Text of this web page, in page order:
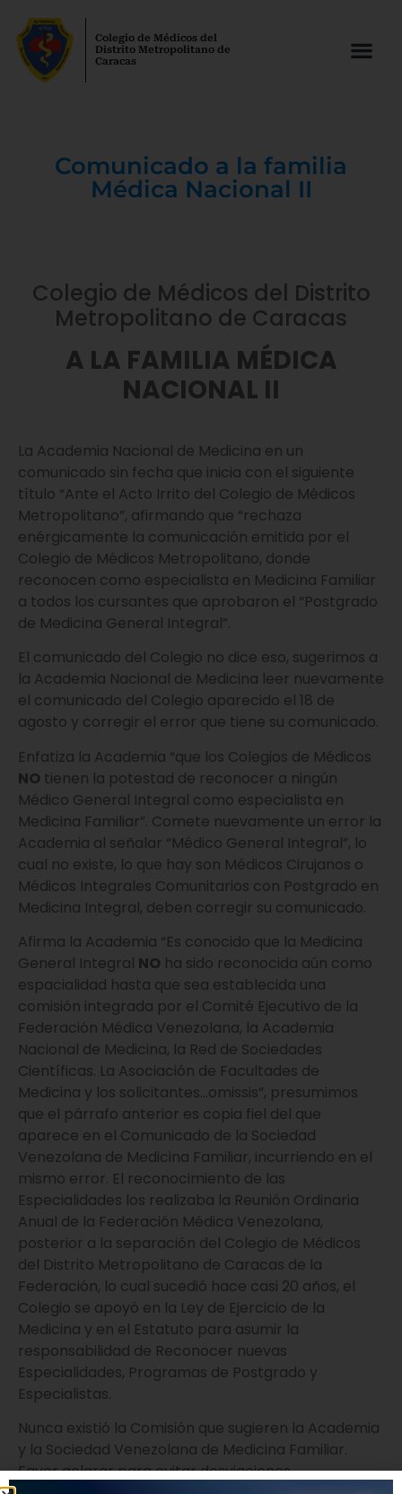
Colegio de Médicos del
Distrito Metropolitano de
Caracas
Comunicado a la familia
Médica Nacional II
Colegio de Médicos del Distrito
Metropolitano de Caracas
A LA FAMILIA MÉDICA
NACIONAL II
La Academia Nacional de Medicina en un
comunicado sin fecha que inicia con el siguiente
título “Ante el Acto Irrito del Colegio de Médicos
Metropolitano”, afirmando que “rechaza
enérgicamente la comunicación emitida por el
Colegio de Médicos Metropolitano, donde
reconocen como especialista en Medicina Familiar
a todos los cursantes que aprobaron el “Postgrado
de Medicina General Integral”.
El comunicado del Colegio no dice eso, sugerimos a
la Academia Nacional de Medicina leer nuevamente
el comunicado del Colegio aparecido el 18 de
agosto y corregir el error que tiene su comunicado.
Enfatiza la Academia “que los Colegios de Médicos
NO tienen la potestad de reconocer a ningún
Médico General Integral como especialista en
Medicina Familiar”. Comete nuevamente un error la
Academia al señalar “Médico General Integral”, lo
cual no existe, lo que hay son Médicos Cirujanos o
Médicos Integrales Comunitarios con Postgrado en
Medicina Integral, deben corregir su comunicado.
Afirma la Academia “Es conocido que la Medicina
General Integral NO ha sido reconocida aún como
espacialidad hasta que sea establecida una
comisión integrada por el Comité Ejecutivo de la
Federación Médica Venezolana, la Academia
Nacional de Medicina, la Red de Sociedades
Científicas. La Asociación de Facultades de
Medicina y los solicitantes…omissis”, presumimos
que el párrafo anterior es copia fiel del que
aparece en el Comunicado de la Sociedad
Venezolana de Medicina Familiar, incurriendo en el
mismo error. El reconocimiento de las
Especialidades los realizaba la Reunión Ordinaria
Anual de la Federación Médica Venezolana,
posterior a la separación del Colegio de Médicos
del Distrito Metropolitano de Caracas de la
Federación, lo cual sucedió hace casi 20 años, el
Colegio se apoyó en la Ley de Ejercicio de la
Medicina y en el Estatuto para asumir la
responsabilidad de Reconocer nuevas
Especialidades, Programas de Postgrado y
Especialistas.
Nunca existió la Comisión que sugieren la Academia
y la Sociedad Venezolana de Medicina Familiar.
Favor aclarar para evitar desviaciones.